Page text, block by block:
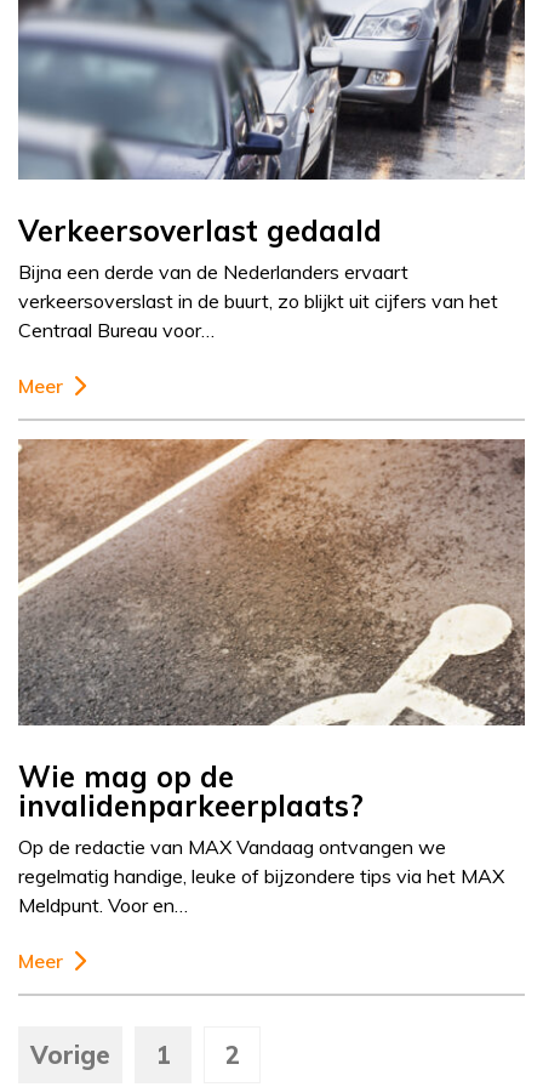
Verkeersoverlast gedaald
Bijna een derde van de Nederlanders ervaart
verkeersoverslast in de buurt, zo blijkt uit cijfers van het
Centraal Bureau voor…
Meer
Wie mag op de
invalidenparkeerplaats?
Op de redactie van MAX Vandaag ontvangen we
regelmatig handige, leuke of bijzondere tips via het MAX
Meldpunt. Voor en…
Meer
Vorige 1 2